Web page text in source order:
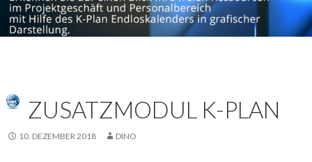
ZUSATZMODUL K-PLAN
10. DEZEMBER 2018 DINO